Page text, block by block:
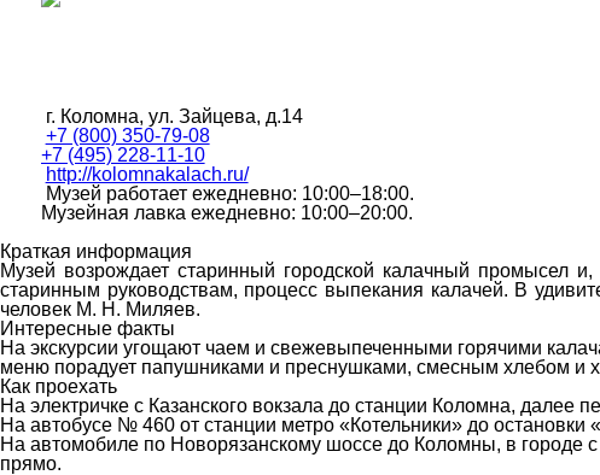
г. Коломна, ул. Зайцева, д.14
+7 (800) 350-79-08
+7 (495) 228-11-10
http://kolomnakalach.ru/
Музей работает ежедневно: 10:00–18:00.
Музейная лавка ежедневно: 10:00–20:00.
Краткая информация
Музей возрождает старинный городской калачный промысел
старинным руководствам, процесс выпекания калачей. В
человек М. Н. Миляев.
Интересные факты
На экскурсии угощают чаем и свежевыпеченными горячими
меню порадует папушниками и преснушками, смесным хлебом и
Как проехать
На электричке с Казанского вокзала до станции Коломна, далее
На автобусе № 460 от станции метро «Котельники» до
На автомобиле по Новорязанскому шоссе до Коломны, в городе
прямо.